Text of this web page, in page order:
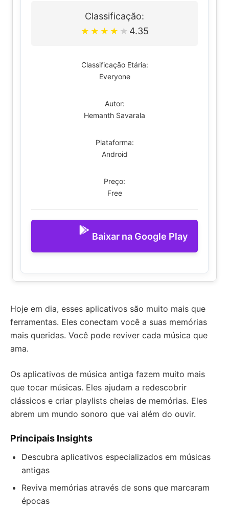
Classificação:
★ ★ ★ ★ ★ 4.35
Classificação Etária:
Everyone
Autor:
Hemanth Savarala
Plataforma:
Android
Preço:
Free
Baixar na Google Play
Hoje em dia, esses aplicativos são muito mais que
ferramentas. Eles conectam você a suas memórias
mais queridas. Você pode reviver cada música que
ama.
Os aplicativos de música antiga fazem muito mais
que tocar músicas. Eles ajudam a redescobrir
clássicos e criar playlists cheias de memórias. Eles
abrem um mundo sonoro que vai além do ouvir.
Principais Insights
Descubra aplicativos especializados em músicas
antigas
Reviva memórias através de sons que marcaram
épocas